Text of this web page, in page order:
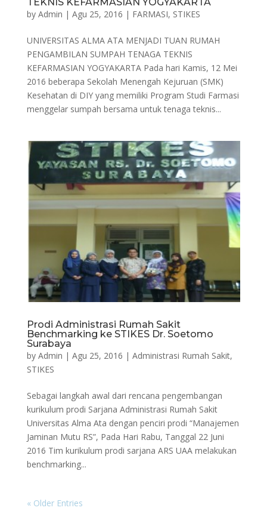
by Admin | Agu 25, 2016 | FARMASI, STIKES
UNIVERSITAS ALMA ATA MENJADI TUAN RUMAH
PENGAMBILAN SUMPAH TENAGA TEKNIS
KEFARMASIAN YOGYAKARTA Pada hari Kamis, 12 Mei
2016 beberapa Sekolah Menengah Kejuruan (SMK)
Kesehatan di DIY yang memiliki Program Studi Farmasi
menggelar sumpah bersama untuk tenaga teknis...
Prodi Administrasi Rumah Sakit
Benchmarking ke STIKES Dr. Soetomo
Surabaya
by Admin | Agu 25, 2016 | Administrasi Rumah Sakit,
STIKES
Sebagai langkah awal dari rencana pengembangan
kurikulum prodi Sarjana Administrasi Rumah Sakit
Universitas Alma Ata dengan penciri prodi “Manajemen
Jaminan Mutu RS”, Pada Hari Rabu, Tanggal 22 Juni
2016 Tim kurikulum prodi sarjana ARS UAA melakukan
benchmarking...
« Older Entries